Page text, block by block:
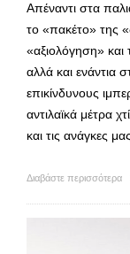
Απέναντι στα
το «πακέτο» της
«αξιολόγηση» και
αλλά και ενάντια
επικίνδυνους
αντιλαϊκά μέτρα
και τις ανάγκες
Διαβάστε περισσότερα